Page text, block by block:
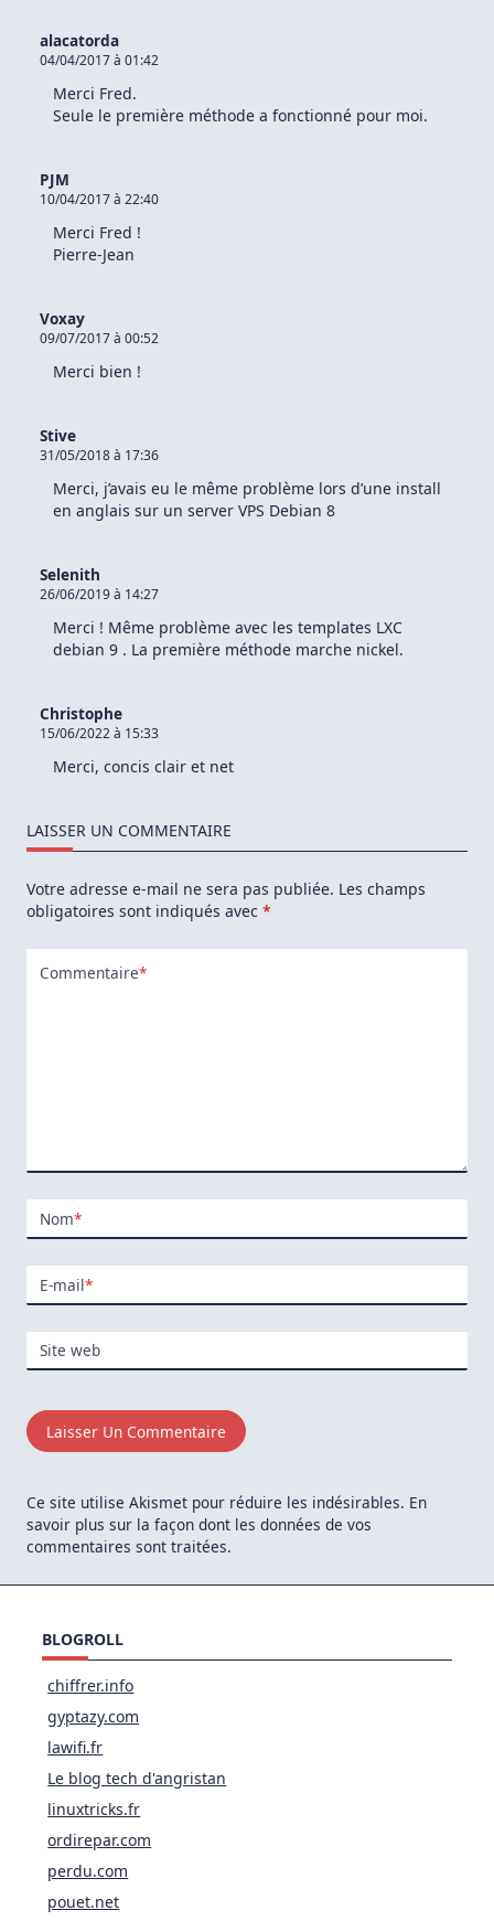
alacatorda
04/04/2017 à 01:42
Merci Fred.
Seule le première méthode a fonctionné pour moi.
PJM
10/04/2017 à 22:40
Merci Fred !
Pierre-Jean
Voxay
09/07/2017 à 00:52
Merci bien !
Stive
31/05/2018 à 17:36
Merci, j’avais eu le même problème lors d’une install
en anglais sur un server VPS Debian 8
Selenith
26/06/2019 à 14:27
Merci ! Même problème avec les templates LXC
debian 9 . La première méthode marche nickel.
Christophe
15/06/2022 à 15:33
Merci, concis clair et net
LAISSER UN COMMENTAIRE
Votre adresse e-mail ne sera pas publiée. Les champs
obligatoires sont indiqués avec *
Commentaire*
Nom*
E-mail*
Site web
Ce site utilise Akismet pour réduire les indésirables. En
savoir plus sur la façon dont les données de vos
commentaires sont traitées.
BLOGROLL
chiffrer.info
gyptazy.com
lawifi.fr
Le blog tech d'angristan
linuxtricks.fr
ordirepar.com
perdu.com
pouet.net